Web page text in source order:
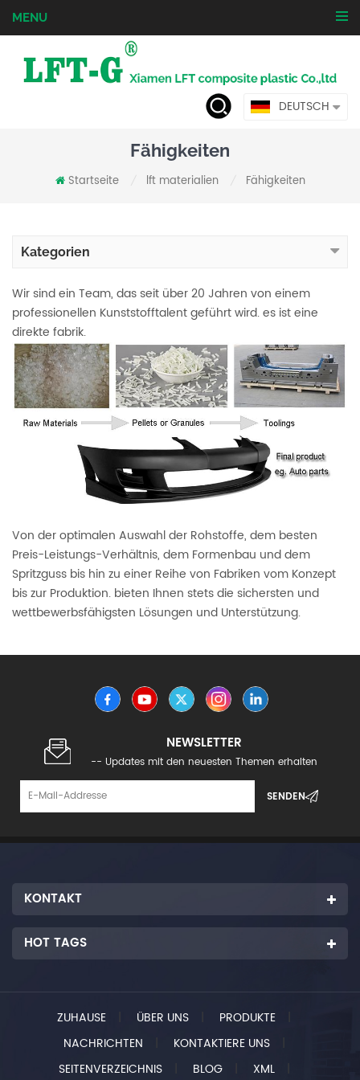
MENU
DEUTSCH
Fähigkeiten
Startseite lft materialien Fähigkeiten
Kategorien
Wir sind ein Team, das seit über 20 Jahren von einem
professionellen Kunststofftalent geführt wird. es ist eine
direkte fabrik.
Von der optimalen Auswahl der Rohstoffe, dem besten
Preis-Leistungs-Verhältnis, dem Formenbau und dem
Spritzguss bis hin zu einer Reihe von Fabriken vom Konzept
bis zur Produktion. bieten Ihnen stets die sichersten und
wettbewerbsfähigsten Lösungen und Unterstützung.
NEWSLETTER
-- Updates mit den neuesten Themen erhalten
KONTAKT
HOT TAGS
ZUHAUSE ÜBER UNS PRODUKTE
NACHRICHTEN
KONTAKTIERE UNS
SEITENVERZEICHNIS
BLOG XML